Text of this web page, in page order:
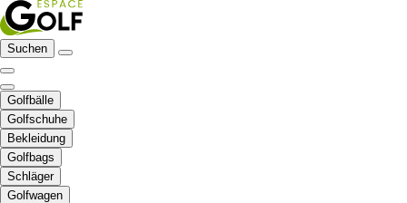
Suchen
Golfbälle
Golfschuhe
Bekleidung
Golfbags
Schläger
Golfwagen